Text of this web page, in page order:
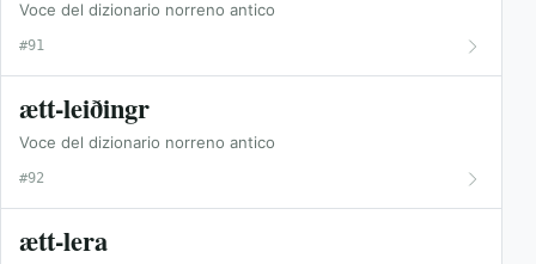
Voce del dizionario norreno antico
#91
ætt-leiðingr
Voce del dizionario norreno antico
#92
ætt-lera